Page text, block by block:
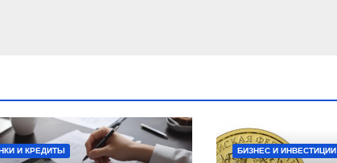
И КРЕДИТЫ БИЗНЕС И ИНВЕСТИЦИИ